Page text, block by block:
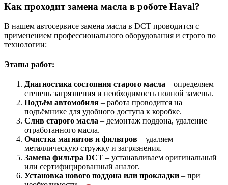
Как проходит замена масла в роботе Haval?
В нашем автосервисе замена масла в DCT проводится с
применением профессионального оборудования и строго по
технологии:
Этапы работ:
Диагностика состояния старого масла – определяем
степень загрязнения и необходимость полной замены.
Подъём автомобиля – работа проводится на
подъёмнике для удобного доступа к коробке.
Слив старого масла – демонтаж поддона, удаление
отработанного масла.
Очистка магнитов и фильтров – удаляем
металлическую стружку и загрязнения.
Замена фильтра DCT – устанавливаем оригинальный
или сертифицированный аналог.
Установка нового поддона или прокладки – при